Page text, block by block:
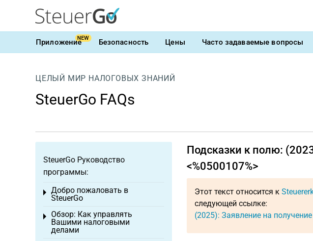
ПриложениеNEW Безопасность Цены Часто задаваемые вопросы
ЦЕЛЫЙ МИР НАЛОГОВЫХ ЗНАНИЙ
SteuerGo FAQs
Подсказки к полю:
<%0500107%>
Этот текст относится к
следующей ссылке:
(2025): Заявление на
SteuerGo Руководство
программы:
Добро пожаловать в
SteuerGo
Toggle menu
Обзор: Как управлять
Вашими налоговыми
делами
Toggle menu